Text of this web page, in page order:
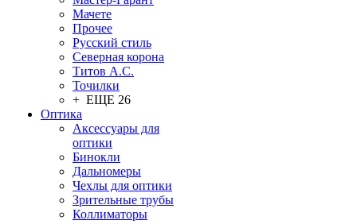
Мачете
Прочее
Русский стиль
Северная корона
Титов А.С.
Точилки
+ ЕЩЕ 26
Оптика
Аксессуары для
оптики
Бинокли
Дальномеры
Чехлы для оптики
Зрительные трубы
Коллиматоры